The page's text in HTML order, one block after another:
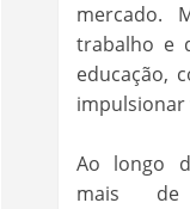
mercado.
trabalho e
educação,
impulsionar
Ao longo
mais de